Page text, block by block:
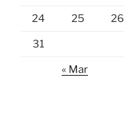
24 25 26
31
« Mar